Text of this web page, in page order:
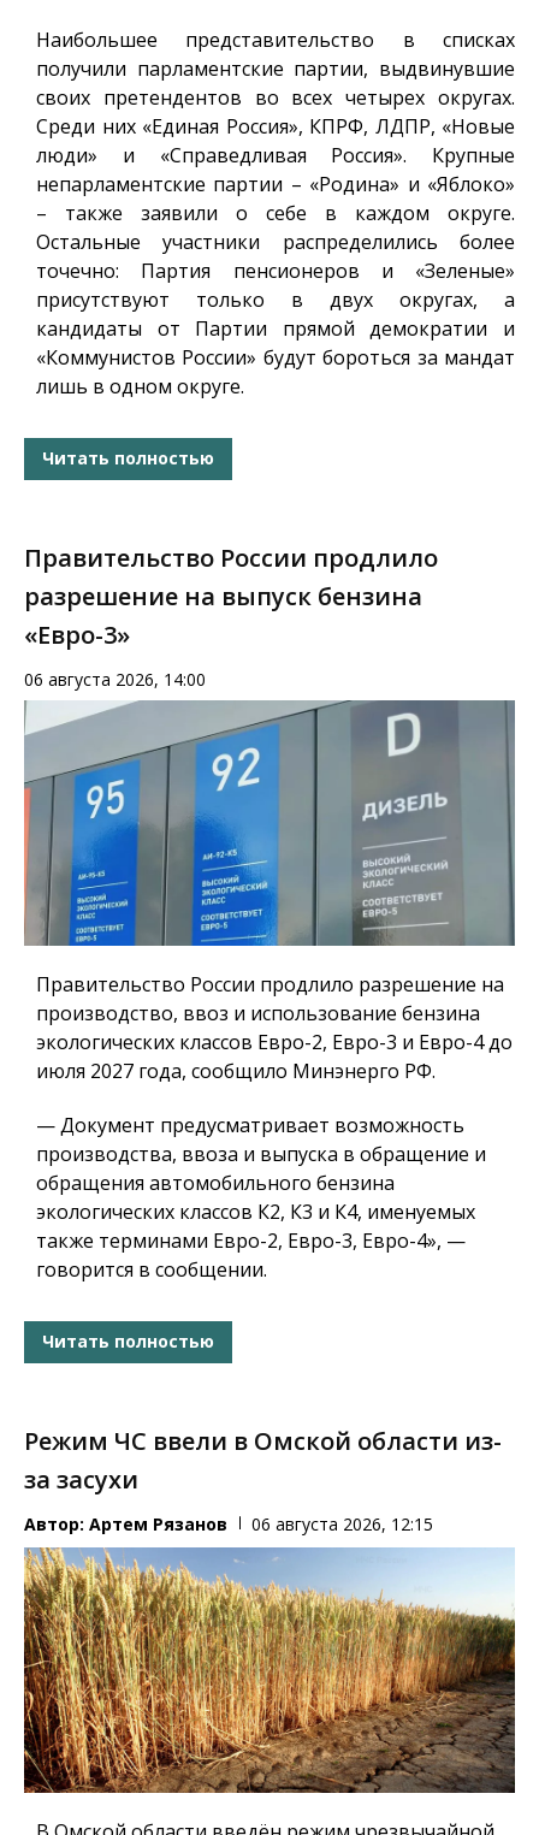
Наибольшее представительство в списках
получили парламентские партии, выдвинувшие
своих претендентов во всех четырех округах.
Среди них «Единая Россия», КПРФ, ЛДПР, «Новые
люди» и «Справедливая Россия». Крупные
непарламентские партии – «Родина» и «Яблоко»
– также заявили о себе в каждом округе.
Остальные участники распределились более
точечно: Партия пенсионеров и «Зеленые»
присутствуют только в двух округах, а
кандидаты от Партии прямой демократии и
«Коммунистов России» будут бороться за мандат
лишь в одном округе.
Читать полностью
Правительство России продлило
разрешение на выпуск бензина
«Евро-3»
06 августа 2026, 14:00
Правительство России продлило разрешение на
производство, ввоз и использование бензина
экологических классов Евро-2, Евро-3 и Евро-4 до
июля 2027 года, сообщило Минэнерго РФ.
— Документ предусматривает возможность
производства, ввоза и выпуска в обращение и
обращения автомобильного бензина
экологических классов К2, К3 и К4, именуемых
также терминами Евро-2, Евро-3, Евро-4», —
говорится в сообщении.
Читать полностью
Режим ЧС ввели в Омской области из-
за засухи
Автор: Артем Рязанов 06 августа 2026, 12:15